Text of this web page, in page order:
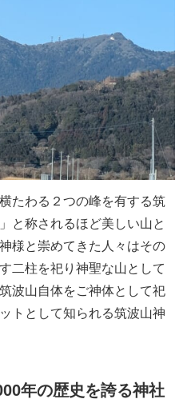
たわる２つの峰を有する筑
と称されるほど美しい山と
様と崇めてきた人々はその
二柱を祀り神聖な山として
波山自体をご神体として祀
トとして知られる筑波山神
年の歴史を誇る神社